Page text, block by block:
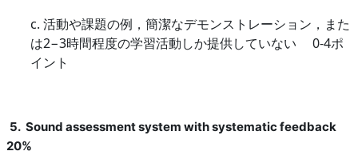
c. 活動や課題の例，簡潔なデモンストレーション，また
は2−3時間程度の学習活動しか提供していない 0-4ポ
イント
5. Sound assessment system with systematic feedback
20%